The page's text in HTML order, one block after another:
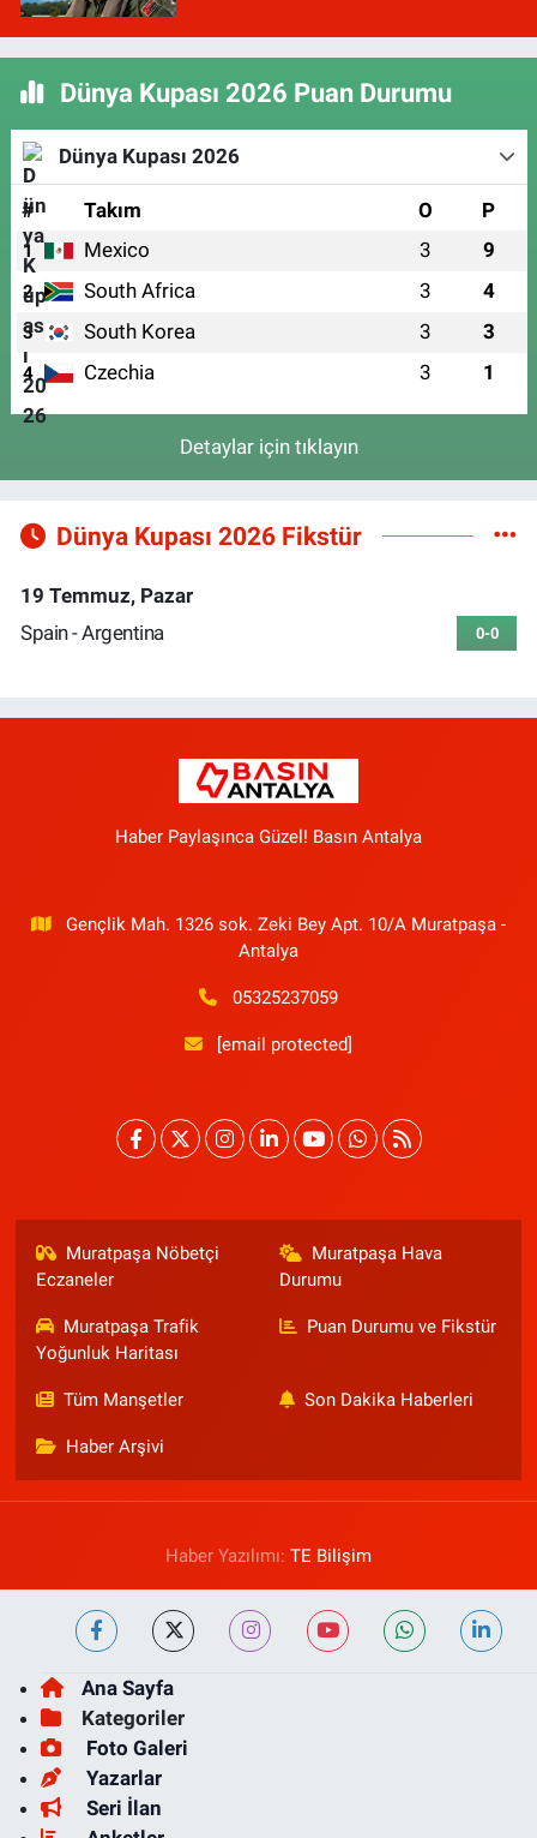
Dünya Kupası 2026 Puan Durumu
Dünya Kupası 2026
# Takım O P
1 Mexico 3 9
2 South Africa 3 4
3 South Korea 3 3
4 Czechia 3 1
Detaylar için tıklayın
Dünya Kupası 2026 Fikstür
19 Temmuz, Pazar
Spain - Argentina
0-0
Haber Paylaşınca Güzel! Basın Antalya
Gençlik Mah. 1326 sok. Zeki Bey Apt. 10/A Muratpaşa -
Antalya
05325237059
[email protected]
Muratpaşa Nöbetçi
Eczaneler
Muratpaşa Hava
Durumu
Muratpaşa Trafik
Yoğunluk Haritası
Puan Durumu ve Fikstür
Tüm Manşetler Son Dakika Haberleri
Haber Arşivi
Haber Yazılımı: TE Bilişim
Ana Sayfa
Kategoriler
Foto Galeri
Yazarlar
Seri İlan